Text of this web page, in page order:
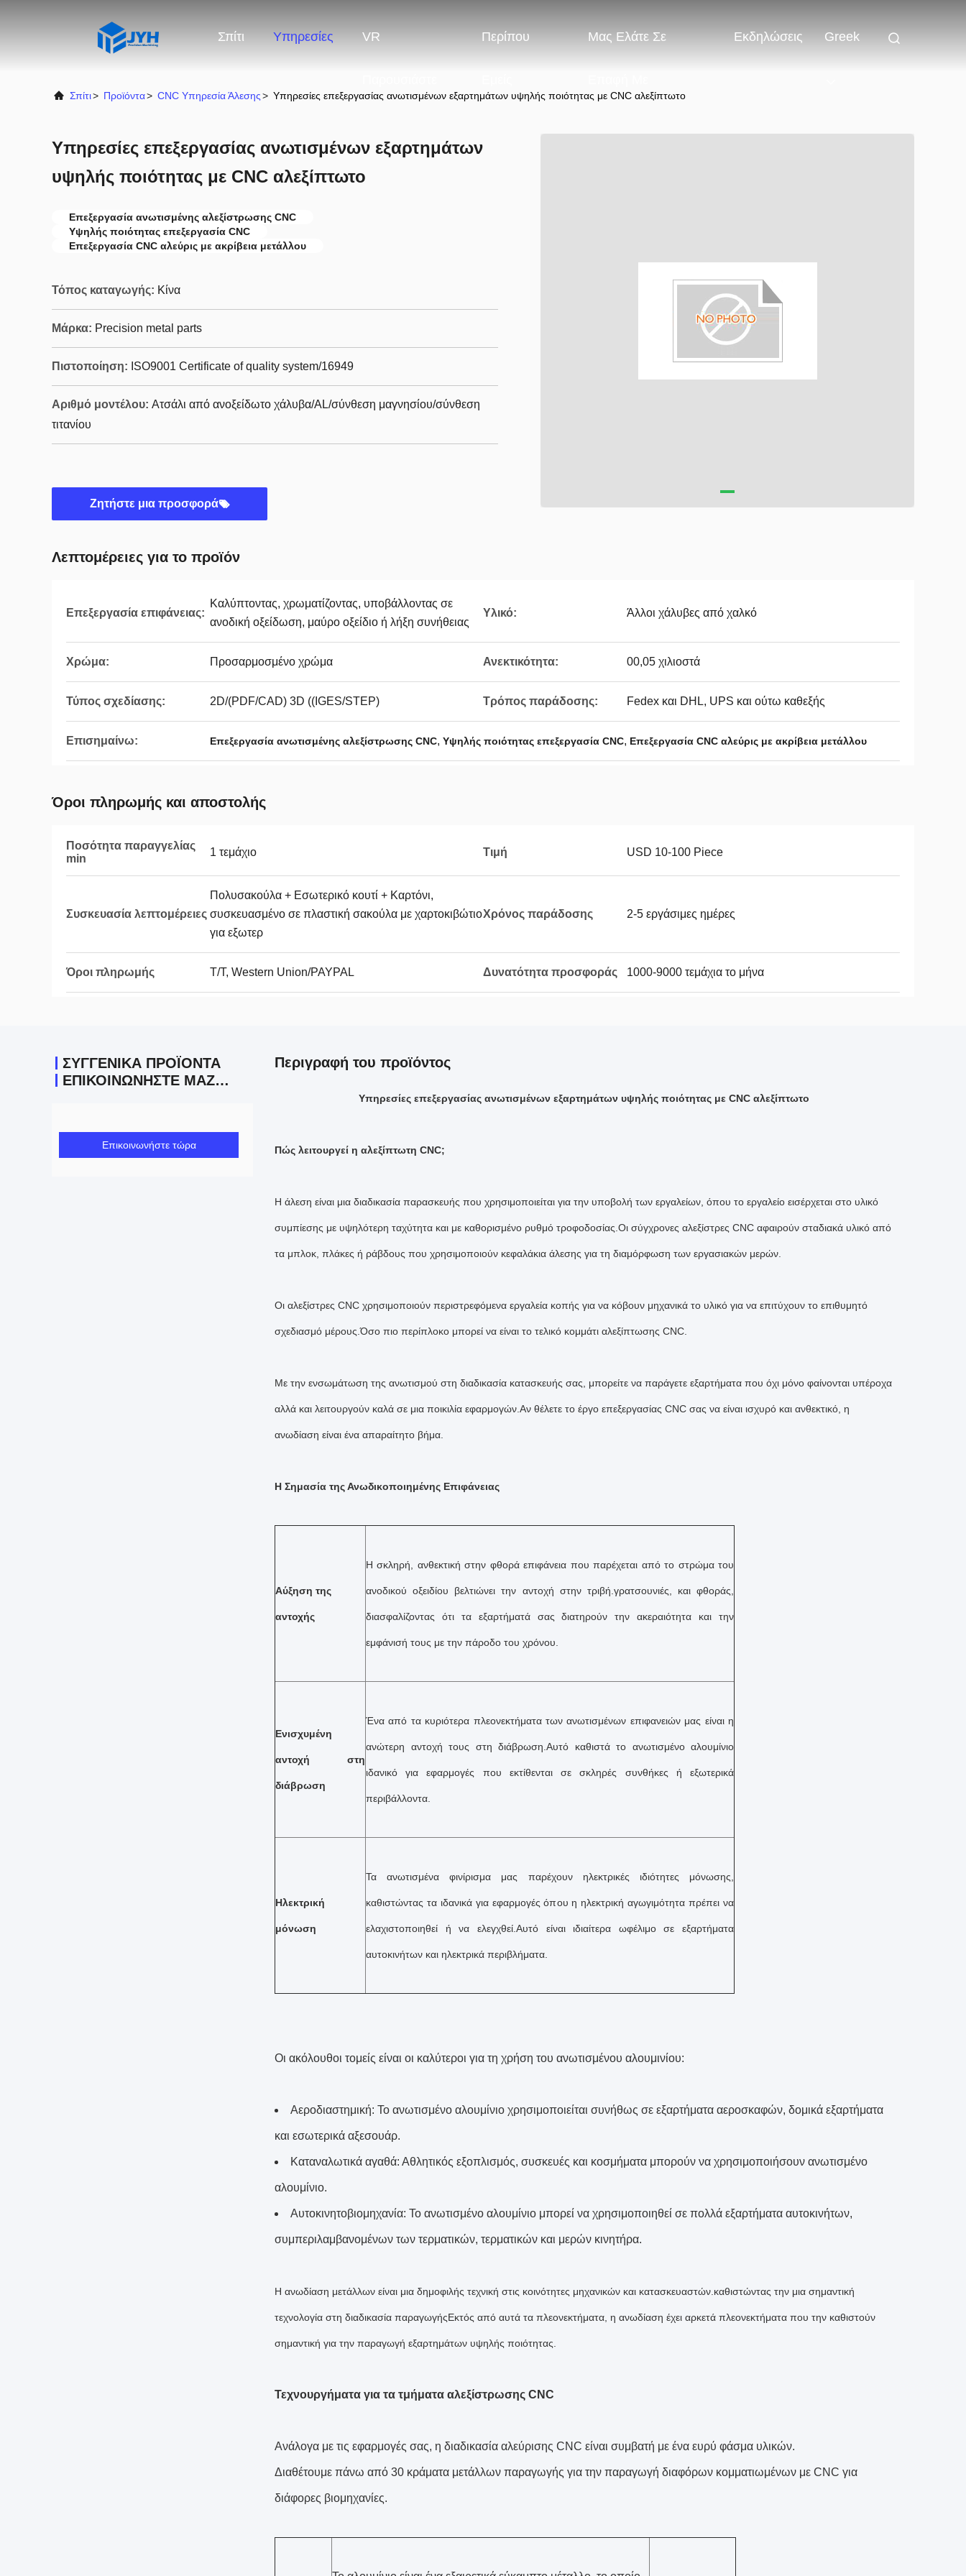
Σπίτι Υπηρεσίες VR Περίπου Μας Ελάτε Σε Εκδηλώσεις Greek
Σπίτι> Προϊόντα> CNC Υπηρεσία Άλεσης> Υπηρεσίες επεξεργασίας ανωτισμένων εξαρτημάτων υψηλής ποιότητας με CNC αλεξίπτωτο
Υπηρεσίες επεξεργασίας ανωτισμένων εξαρτημάτων
υψηλής ποιότητας με CNC αλεξίπτωτο
Επεξεργασία ανωτισμένης αλεξίστρωσης CNC
Υψηλής ποιότητας επεξεργασία CNC
Επεξεργασία CNC αλεύρις με ακρίβεια μετάλλου
Τόπος καταγωγής: Κίνα
Μάρκα: Precision metal parts
Πιστοποίηση: ISO9001 Certificate of quality system/16949
Αριθμό μοντέλου: Ατσάλι από ανοξείδωτο χάλυβα/AL/σύνθεση μαγνησίου/σύνθεση
τιτανίου
Ζητήστε μια προσφορά
Λεπτομέρειες για το προϊόν
Επεξεργασία επιφάνειας:
Καλύπτοντας, χρωματίζοντας, υποβάλλοντας σε
ανοδική οξείδωση, μαύρο οξείδιο ή λήξη συνήθειας
Υλικό: Άλλοι χάλυβες από χαλκό
Χρώμα: Προσαρμοσμένο χρώμα Ανεκτικότητα: 00,05 χιλιοστά
Τύπος σχεδίασης: 2D/(PDF/CAD) 3D ((IGES/STEP) Τρόπος παράδοσης: Fedex και DHL, UPS και ούτω καθεξής
Επισημαίνω: Επεξεργασία ανωτισμένης αλεξίστρωσης CNC, Υψηλής ποιότητας επεξεργασία CNC, Επεξεργασία CNC αλεύρις με ακρίβεια μετάλλου
Όροι πληρωμής και αποστολής
Ποσότητα παραγγελίας
min
1 τεμάχιο Τιμή USD 10-100 Piece
Συσκευασία λεπτομέρειες
Πολυσακούλα + Εσωτερικό κουτί + Καρτόνι,
συσκευασμένο σε πλαστική σακούλα με χαρτοκιβώτιο
για εξωτερ
Χρόνος παράδοσης 2-5 εργάσιμες ημέρες
Όροι πληρωμής Τ/Τ, Western Union/PAYPAL Δυνατότητα προσφοράς 1000-9000 τεμάχια το μήνα
ΣΥΓΓΕΝΙΚΆ ΠΡΟΪΌΝΤΑ
ΕΠΙΚΟΙΝΩΝΉΣΤΕ ΜΑΖΊ ΜΑΣ
Επικοινωνήστε τώρα
Περιγραφή του προϊόντος
Υπηρεσίες επεξεργασίας ανωτισμένων εξαρτημάτων υψηλής ποιότητας με CNC αλεξίπτωτο
Πώς λειτουργεί η αλεξίπτωτη CNC;
Η άλεση είναι μια διαδικασία παρασκευής που χρησιμοποιείται για την υποβολή των εργαλείων, όπου το εργαλείο εισέρχεται στο υλικό
συμπίεσης με υψηλότερη ταχύτητα και με καθορισμένο ρυθμό τροφοδοσίας.Οι σύγχρονες αλεξίστρες CNC αφαιρούν σταδιακά υλικό από
τα μπλοκ, πλάκες ή ράβδους που χρησιμοποιούν κεφαλάκια άλεσης για τη διαμόρφωση των εργασιακών μερών.
Οι αλεξίστρες CNC χρησιμοποιούν περιστρεφόμενα εργαλεία κοπής για να κόβουν μηχανικά το υλικό για να επιτύχουν το επιθυμητό
σχεδιασμό μέρους.Όσο πιο περίπλοκο μπορεί να είναι το τελικό κομμάτι αλεξίπτωσης CNC.
Με την ενσωμάτωση της ανωτισμού στη διαδικασία κατασκευής σας, μπορείτε να παράγετε εξαρτήματα που όχι μόνο φαίνονται υπέροχα
αλλά και λειτουργούν καλά σε μια ποικιλία εφαρμογών.Αν θέλετε το έργο επεξεργασίας CNC σας να είναι ισχυρό και ανθεκτικό, η
ανωδίαση είναι ένα απαραίτητο βήμα.
Η Σημασία της Ανωδικοποιημένης Επιφάνειας
Αύξηση της
αντοχής
Η σκληρή, ανθεκτική στην φθορά επιφάνεια που παρέχεται από το στρώμα του
ανοδικού οξειδίου βελτιώνει την αντοχή στην τριβή.γρατσουνιές, και φθοράς,
διασφαλίζοντας ότι τα εξαρτήματά σας διατηρούν την ακεραιότητα και την
εμφάνισή τους με την πάροδο του χρόνου.
Ενισχυμένη
αντοχή στη
διάβρωση
Ένα από τα κυριότερα πλεονεκτήματα των ανωτισμένων επιφανειών μας είναι η
ανώτερη αντοχή τους στη διάβρωση.Αυτό καθιστά το ανωτισμένο αλουμίνιο
ιδανικό για εφαρμογές που εκτίθενται σε σκληρές συνθήκες ή εξωτερικά
περιβάλλοντα.
Ηλεκτρική
μόνωση
Τα ανωτισμένα φινίρισμα μας παρέχουν ηλεκτρικές ιδιότητες μόνωσης,
καθιστώντας τα ιδανικά για εφαρμογές όπου η ηλεκτρική αγωγιμότητα πρέπει να
ελαχιστοποιηθεί ή να ελεγχθεί.Αυτό είναι ιδιαίτερα ωφέλιμο σε εξαρτήματα
αυτοκινήτων και ηλεκτρικά περιβλήματα.
Οι ακόλουθοι τομείς είναι οι καλύτεροι για τη χρήση του ανωτισμένου αλουμινίου:
Αεροδιαστημική: Το ανωτισμένο αλουμίνιο χρησιμοποιείται συνήθως σε εξαρτήματα αεροσκαφών, δομικά εξαρτήματα
και εσωτερικά αξεσουάρ.
Καταναλωτικά αγαθά: Αθλητικός εξοπλισμός, συσκευές και κοσμήματα μπορούν να χρησιμοποιήσουν ανωτισμένο
αλουμίνιο.
Αυτοκινητοβιομηχανία: Το ανωτισμένο αλουμίνιο μπορεί να χρησιμοποιηθεί σε πολλά εξαρτήματα αυτοκινήτων,
συμπεριλαμβανομένων των τερματικών, τερματικών και μερών κινητήρα.
Η ανωδίαση μετάλλων είναι μια δημοφιλής τεχνική στις κοινότητες μηχανικών και κατασκευαστών.καθιστώντας την μια σημαντική
τεχνολογία στη διαδικασία παραγωγήςΕκτός από αυτά τα πλεονεκτήματα, η ανωδίαση έχει αρκετά πλεονεκτήματα που την καθιστούν
σημαντική για την παραγωγή εξαρτημάτων υψηλής ποιότητας.
Τεχνουργήματα για τα τμήματα αλεξίστρωσης CNC
Ανάλογα με τις εφαρμογές σας, η διαδικασία αλεύρισης CNC είναι συμβατή με ένα ευρύ φάσμα υλικών.
Διαθέτουμε πάνω από 30 κράματα μετάλλων παραγωγής για την παραγωγή διαφόρων κομματιωμένων με CNC για
διάφορες βιομηχανίες.